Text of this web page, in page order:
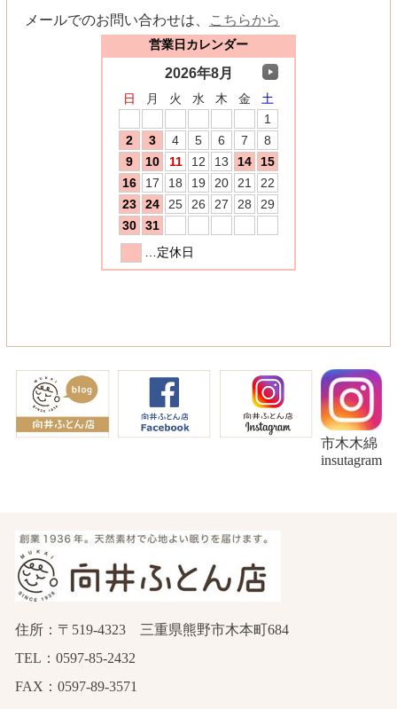
メールでのお問い合わせは、 こちらから
市木木綿
insutagram
住所：〒519-4323 三重県熊野市木本町684
TEL：0597-85-2432
FAX：0597-89-3571